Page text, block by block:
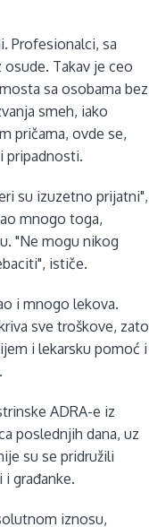
Profesionalci, sa
Takav je ceo
sa osobama bez
smeh, iako
pričama, ovde se,
pripadnosti.
su izuzetno prijatni",
mnogo toga,
"Ne mogu nikog
ističe.
i mnogo lekova.
sve troškove, zato
i lekarsku pomoć i
ADRA-e iz
poslednjih dana, uz
su se pridružili
i građanke.
iznosu,